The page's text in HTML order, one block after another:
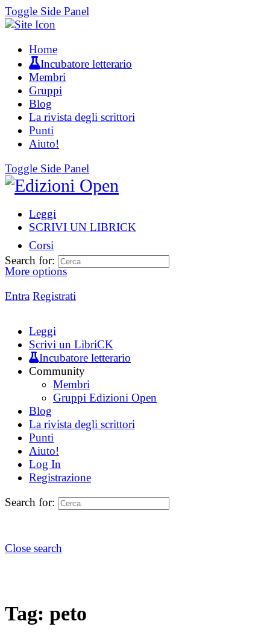
Toggle Side Panel
Home
Incubatore letterario
Membri
Gruppi
Blog
La rivista degli scrittori
Punti
Aiuto!
Toggle Side Panel
Leggi
SCRIVI UN LIBRICK
Corsi
More options
Entra Registrati
Search for:
Leggi
Scrivi un LibriCK
Incubatore letterario
Community
Membri
Gruppi Edizioni Open
Blog
La rivista degli scrittori
Punti
Aiuto!
Log In
Registrazione
Search for:
Close search
Tag: peto